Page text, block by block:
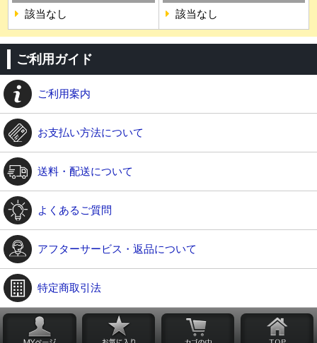
該当なし 該当なし
ご利用ガイド
ご利用案内
お支払い方法について
送料・配送について
よくあるご質問
アフターサービス・返品について
特定商取引法